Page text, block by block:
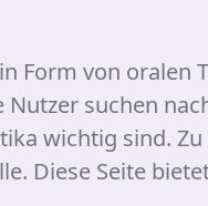
Form von oralen
Nutzer suchen
wichtig sind.
Diese Seite